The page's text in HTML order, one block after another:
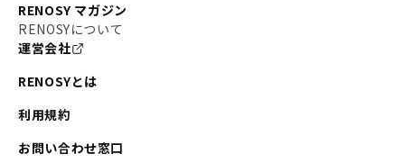
RENOSY マガジン
RENOSYについて
運営会社
RENOSYとは
利用規約
お問い合わせ窓口